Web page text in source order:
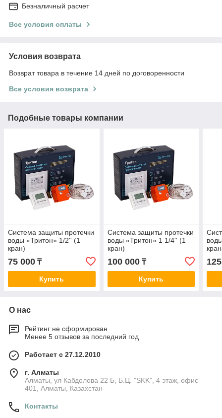
Безналичный расчет
Все условия оплаты
Условия возврата
Возврат товара в течение 14 дней по договоренности
Все условия возврата
Подобные товары компании
Система защиты протечки
воды «Тритон» 1/2'' (1
кран)
75 000 ₸
Купить
Система защиты протечки
воды «Тритон» 1 1/4'' (1
кран)
100 000₸
Купить
О нас
Рейтинг не сформирован
Менее 5 отзывов за последний год
Работает с 27.12.2010
г. Алматы
Алматы, ул Кабдолова 22 Б, Б.Ц. "SKK", 4 этаж, офис
401, Алматы, Казахстан
Контакты